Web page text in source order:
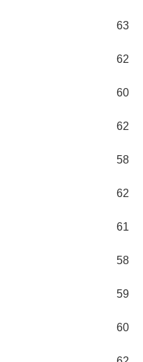
63
62
60
62
58
62
61
58
59
60